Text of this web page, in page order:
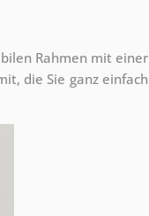
Rahmen mit einer
die Sie ganz einfach